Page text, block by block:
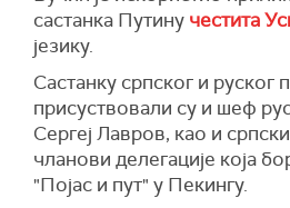
састанка Путину честита
језику.
Састанку српског и руског
присуствовали су и шеф
Сергеј Лавров, као и
чланови делегације која
"Појас и пут" у Пекингу.